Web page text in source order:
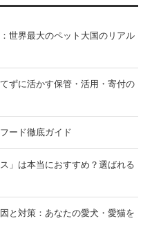
世界最大のペット大国のリアル
ずに活かす保管・活用・寄付の
ード徹底ガイド
」は本当におすすめ？選ばれる
と対策：あなたの愛犬・愛猫を